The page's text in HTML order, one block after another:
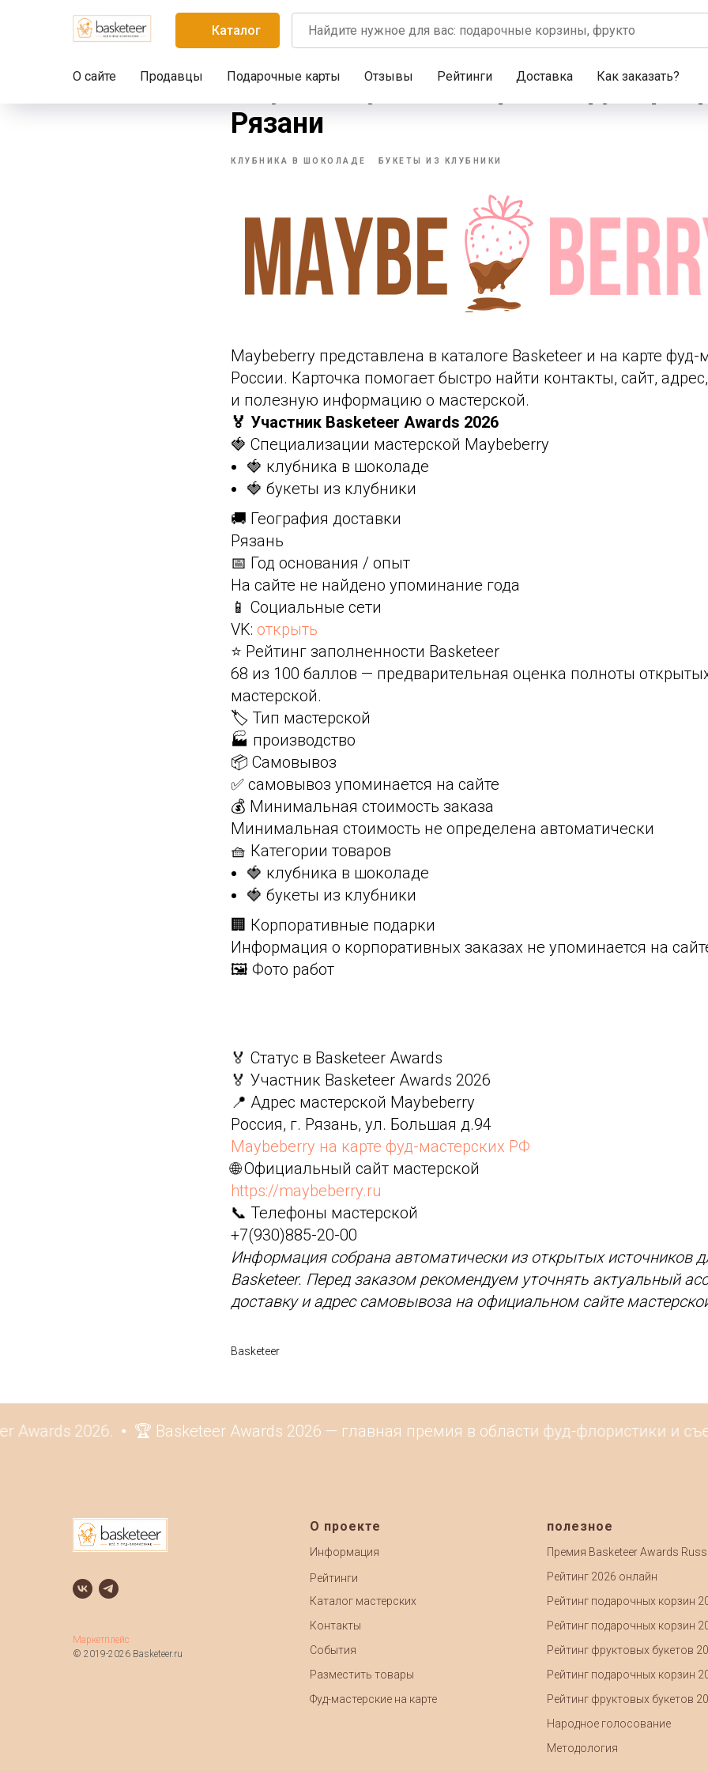
Каталог
О сайте Продавцы Подарочные карты Отзывы Рейтинги Доставка Как заказать?
Maybeberry — мастерская фуд-
Рязани
КЛУБНИКА В ШОКОЛАДЕ БУКЕТЫ ИЗ КЛУБНИКИ
Maybeberry представлена в каталоге Basketeer и на карте фуд-
России. Карточка помогает быстро найти контакты, сайт,
и полезную информацию о мастерской.
🏅 Участник Basketeer Awards 2026
🍓 Специализации мастерской Maybeberry
🍓 клубника в шоколаде
🍓 букеты из клубники
🚚 География доставки
Рязань
📅 Год основания / опыт
На сайте не найдено упоминание года
📱 Социальные сети
VK: открыть
⭐ Рейтинг заполненности Basketeer
68 из 100 баллов — предварительная оценка полноты
мастерской.
🏷️ Тип мастерской
🏭 производство
📦 Самовывоз
✅ самовывоз упоминается на сайте
💰 Минимальная стоимость заказа
Минимальная стоимость не определена автоматически
🧺 Категории товаров
🍓 клубника в шоколаде
🍓 букеты из клубники
🏢 Корпоративные подарки
Информация о корпоративных заказах не упоминается на
🖼️ Фото работ
🏅 Статус в Basketeer Awards
🏅 Участник Basketeer Awards 2026
📍 Адрес мастерской Maybeberry
Россия, г. Рязань, ул. Большая д.94
Maybeberry на карте фуд-мастерских РФ
🌐 Официальный сайт мастерской
https://maybeberry.ru
📞 Телефоны мастерской
+7(930)885-20-00
Информация собрана автоматически из открытых источников
Basketeer. Перед заказом рекомендуем уточнять актуальный
доставку и адрес самовывоза на официальном сайте
Basketeer
2026. 🏆 Basketeer Awards 2026 — главная премия в области фуд-флористики и
Маркетплейс
© 2019-2026 Basketeer.ru
О проекте
Информация
Рейтинги
Каталог мастерских
Контакты
События
Разместить товары
Фуд-мастерские на карте
полезное
Премия Basketeer Awards
Рейтинг 2026 онлайн
Рейтинг подарочных корзин
Рейтинг подарочных корзин
Рейтинг фруктовых букетов
Рейтинг подарочных корзин
Рейтинг фруктовых букетов
Народное голосование
Методология